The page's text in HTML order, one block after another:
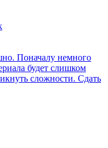
Поначалу немного
будет слишком
сложности. Сдать